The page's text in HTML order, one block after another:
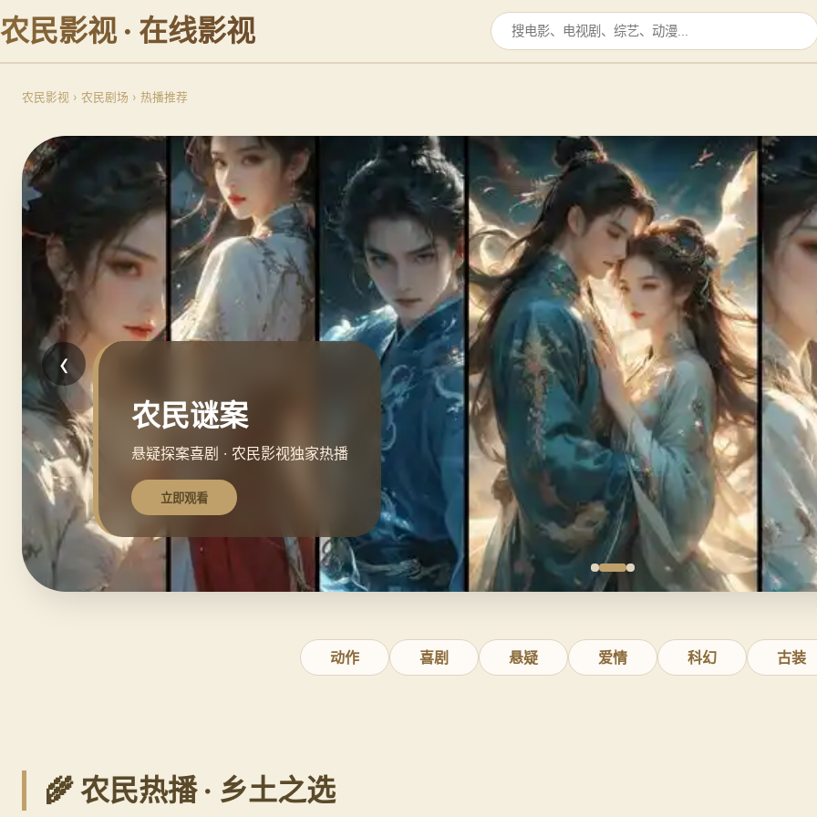
农民影视 · 在线影视
农民影视 › 农民剧场 › 热播推荐
农民谜案
悬疑探案喜剧 · 农民影视独家热播
立即观看
‹
动作 喜剧 悬疑 爱情 科幻 古装
🌾 农民热播 · 乡土之选